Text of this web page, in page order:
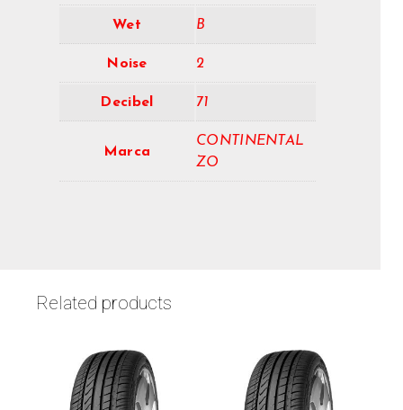
Wet B
Noise 2
Decibel 71
Marca
CONTINENTAL
ZO
Related products